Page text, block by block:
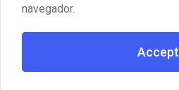
45239 Zapopan Jalisco
navegador.
Accept